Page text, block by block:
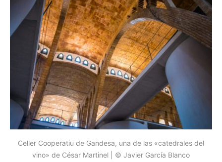
Celler Cooperatiu de Gandesa, una de las «catedrales del
vino» de César Martinel | © Javier García Blanco